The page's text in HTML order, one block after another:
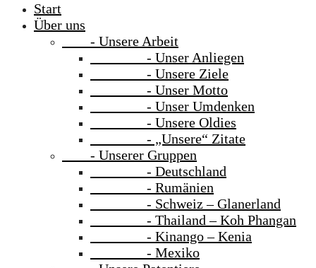
Start
Über uns
- Unsere Arbeit
- Unser Anliegen
- Unsere Ziele
- Unser Motto
- Unser Umdenken
- Unsere Oldies
- „Unsere“ Zitate
- Unserer Gruppen
- Deutschland
- Rumänien
- Schweiz – Glanerland
- Thailand – Koh Phangan
- Kinango – Kenia
- Mexiko